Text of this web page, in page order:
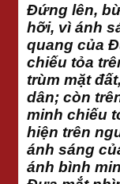
Đứng lên,
hỡi, vì ánh
quang của
chiếu tỏa
trùm mặt
dân; còn
minh chiếu
hiện trên
ánh sáng
ánh bình